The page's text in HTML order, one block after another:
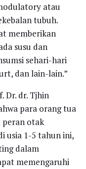
atau
tubuh.
memberikan
susu dan
sehari-hari
dan lain-lain.”
Dr. dr. Tjhin
para orang tua
peran otak
usia 1-5 tahun ini,
dalam
memengaruhi